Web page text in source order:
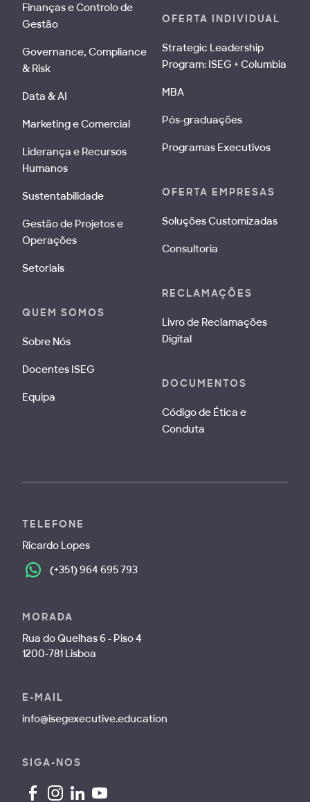
Finanças e Controlo de
Gestão
Governance, Compliance
& Risk
Data & AI
Marketing e Comercial
Liderança e Recursos
Humanos
Sustentabilidade
Gestão de Projetos e
Operações
Setoriais
QUEM SOMOS
Sobre Nós
Docentes ISEG
Equipa
OFERTA INDIVIDUAL
Strategic Leadership
Program: ISEG + Columbia
MBA
Pós-graduações
Programas Executivos
OFERTA EMPRESAS
Soluções Customizadas
Consultoria
RECLAMAÇÕES
Livro de Reclamações
Digital
DOCUMENTOS
Código de Ética e
Conduta
TELEFONE
Ricardo Lopes
(+351) 964 695 793
MORADA
Rua do Quelhas 6 - Piso 4
1200-781 Lisboa
E-MAIL
info@isegexecutive.education
SIGA-NOS